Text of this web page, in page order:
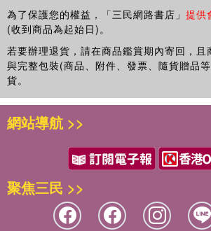
W 活動口袋包…… P.31
X 貼身水筒包…… P.32
Y 麻線＋毛海編織包…… P.34
Z 羊毛裝飾套…… P.35
支架口金組裝方法…… P.36
手縫式口金組裝方法…… P.37
木製口金組裝方法…… P.39
作品使用線材…… P.40
How to make …… P.41
鉤針編織基礎…… P.84
為了保護您的權益，「三民網路書店」 提供
(收到商品為起始日)。
若要辦理退貨，請在商品鑑賞期內寄回，且
與完整包裝(商品、附件、發票、隨貨贈品
貨。
網站導航 >>
聚焦三民 >>